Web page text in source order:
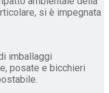
si è impegnata
imballaggi
posate e bicchieri